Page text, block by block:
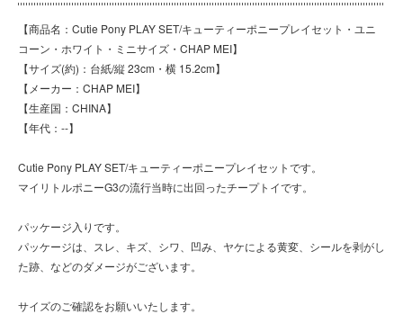
【商品名：Cutie Pony PLAY SET/キューティーポニープレイセット・ユニ
コーン・ホワイト・ミニサイズ・CHAP MEI】
【サイズ(約)：台紙/縦 23cm・横 15.2cm】
【メーカー：CHAP MEI】
【生産国：CHINA】
【年代：--】
Cutie Pony PLAY SET/キューティーポニープレイセットです。
マイリトルポニーG3の流行当時に出回ったチープトイです。
パッケージ入りです。
パッケージは、スレ、キズ、シワ、凹み、ヤケによる黄変、シールを剥がし
た跡、などのダメージがございます。
サイズのご確認をお願いいたします。